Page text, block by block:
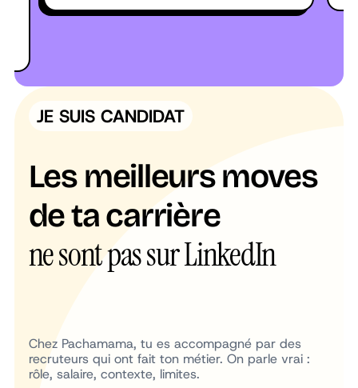
JE SUIS CANDIDAT
Les meilleurs moves
de ta carrière
ne sont pas sur LinkedIn
Chez Pachamama, tu es accompagné par des
recruteurs qui ont fait ton métier. On parle vrai :
rôle, salaire, contexte, limites.